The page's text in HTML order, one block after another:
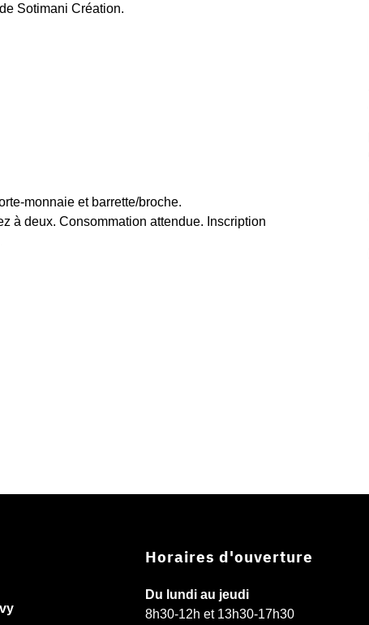
Sotimani Création.
monnaie et barrette/broche.
à deux. Consommation attendue. Inscription
Horaires d'ouverture
Du lundi au jeudi
8h30-12h et 13h30-17h30